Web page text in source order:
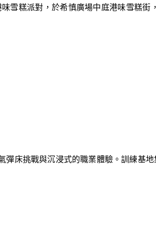
雪糕派對，於希慎廣場中庭港味雪糕街
床挑戰與沉浸式的職業體驗。訓練基